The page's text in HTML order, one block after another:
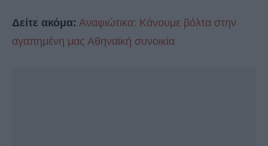
Δείτε ακόμα: Αναφιώτικα: Κάνουμε βόλτα στην
αγαπημένη μας Αθηναϊκή συνοικία